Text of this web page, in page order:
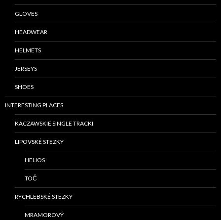
GLOVES
HEADWEAR
HELMETS
JERSEYS
SHOES
INTERESTING PLACES
KACZAWSKIE SINGLE TRACKI
LIPOVSKÉ STEZKY
HELIOS
TOČ
RYCHLEBSKÉ STEZKY
MRAMOROVÝ